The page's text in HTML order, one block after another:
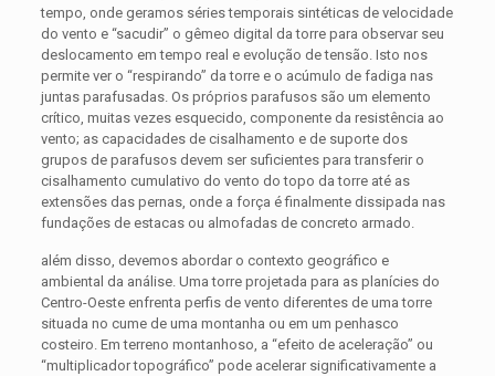
tempo, onde geramos séries temporais sintéticas de velocidade
do vento e “sacudir” o gêmeo digital da torre para observar seu
deslocamento em tempo real e evolução de tensão. Isto nos
permite ver o “respirando” da torre e o acúmulo de fadiga nas
juntas parafusadas. Os próprios parafusos são um elemento
crítico, muitas vezes esquecido, componente da resistência ao
vento; as capacidades de cisalhamento e de suporte dos
grupos de parafusos devem ser suficientes para transferir o
cisalhamento cumulativo do vento do topo da torre até as
extensões das pernas, onde a força é finalmente dissipada nas
fundações de estacas ou almofadas de concreto armado.
além disso, devemos abordar o contexto geográfico e
ambiental da análise. Uma torre projetada para as planícies do
Centro-Oeste enfrenta perfis de vento diferentes de uma torre
situada no cume de uma montanha ou em um penhasco
costeiro. Em terreno montanhoso, a “efeito de aceleração” ou
“multiplicador topográfico” pode acelerar significativamente a